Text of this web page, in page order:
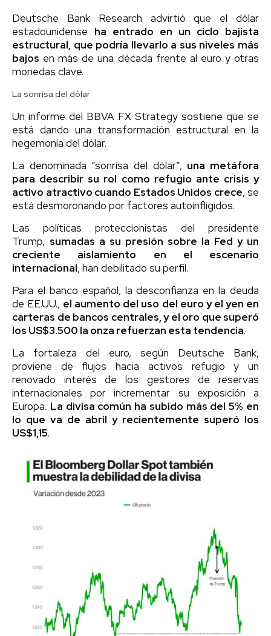
Deutsche Bank Research advirtió que el dólar
estadounidense ha entrado en un ciclo bajista
estructural, que podría llevarlo a sus niveles más
bajos en más de una década frente al euro y otras
monedas clave.
La sonrisa del dólar
Un informe del BBVA FX Strategy sostiene que se
está dando una transformación estructural en la
hegemonía del dólar.
La denominada “sonrisa del dólar”, una metáfora
para describir su rol como refugio ante crisis y
activo atractivo cuando Estados Unidos crece, se
está desmoronando por factores autoinfligidos.
Las políticas proteccionistas del presidente
Trump, sumadas a su presión sobre la Fed y un
creciente aislamiento en el escenario
internacional, han debilitado su perfil.
Para el banco español, la desconfianza en la deuda
de EE.UU., el aumento del uso del euro y el yen en
carteras de bancos centrales, y el oro que superó
los US$3.500 la onza refuerzan esta tendencia.
La fortaleza del euro, según Deutsche Bank,
proviene de flujos hacia activos refugio y un
renovado interés de los gestores de reservas
internacionales por incrementar su exposición a
Europa. La divisa común ha subido más del 5% en
lo que va de abril y recientemente superó los
US$1,15.